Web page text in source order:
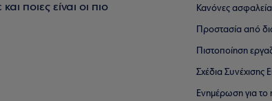
ποιες είναι οι πιο
Κανόνες
Προστασία από
Πιστοποίηση
Σχέδια Συνέχισης
Ενημέρωση για